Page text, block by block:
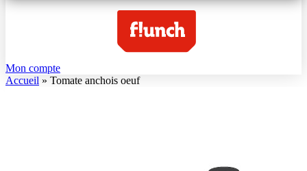
Mon compte
Accueil » Tomate anchois oeuf